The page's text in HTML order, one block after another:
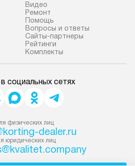
Видео
Ремонт
Помощь
Вопросы и ответы
Сайты-партнеры
Рейтинги
Комплекты
социальных сетях
физических лиц
dealer.ru
юридических лиц